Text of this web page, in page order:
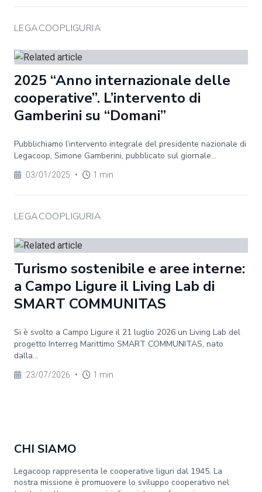
LEGACOOPLIGURIA
2025 “Anno internazionale delle
cooperative”. L’intervento di
Gamberini su “Domani”
Pubblichiamo l’intervento integrale del presidente nazionale di
Legacoop, Simone Gamberini, pubblicato sul giornale...
03/01/2025 • 1 min
LEGACOOPLIGURIA
Turismo sostenibile e aree interne:
a Campo Ligure il Living Lab di
SMART COMMUNITAS
Si è svolto a Campo Ligure il 21 luglio 2026 un Living Lab del
progetto Interreg Marittimo SMART COMMUNITAS, nato
dalla...
23/07/2026 • 1 min
CHI SIAMO
Legacoop rappresenta le cooperative liguri dal 1945. La
nostra missione è promuovere lo sviluppo cooperativo nel